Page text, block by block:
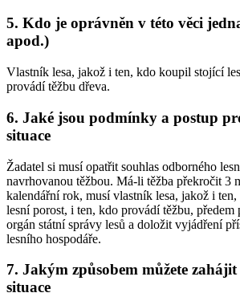
5. Kdo je oprávněn v této věci
apod.)
Vlastník lesa, jakož i ten, kdo koupil stojící
provádí těžbu dřeva.
6. Jaké jsou podmínky a postup
situace
Žadatel si musí opatřit souhlas odborného
navrhovanou těžbou. Má-li těžba překročit 3
kalendářní rok, musí vlastník lesa, jakož i
lesní porost, i ten, kdo provádí těžbu, předem
orgán státní správy lesů a doložit vyjádření
lesního hospodáře.
7. Jakým způsobem můžete
situace